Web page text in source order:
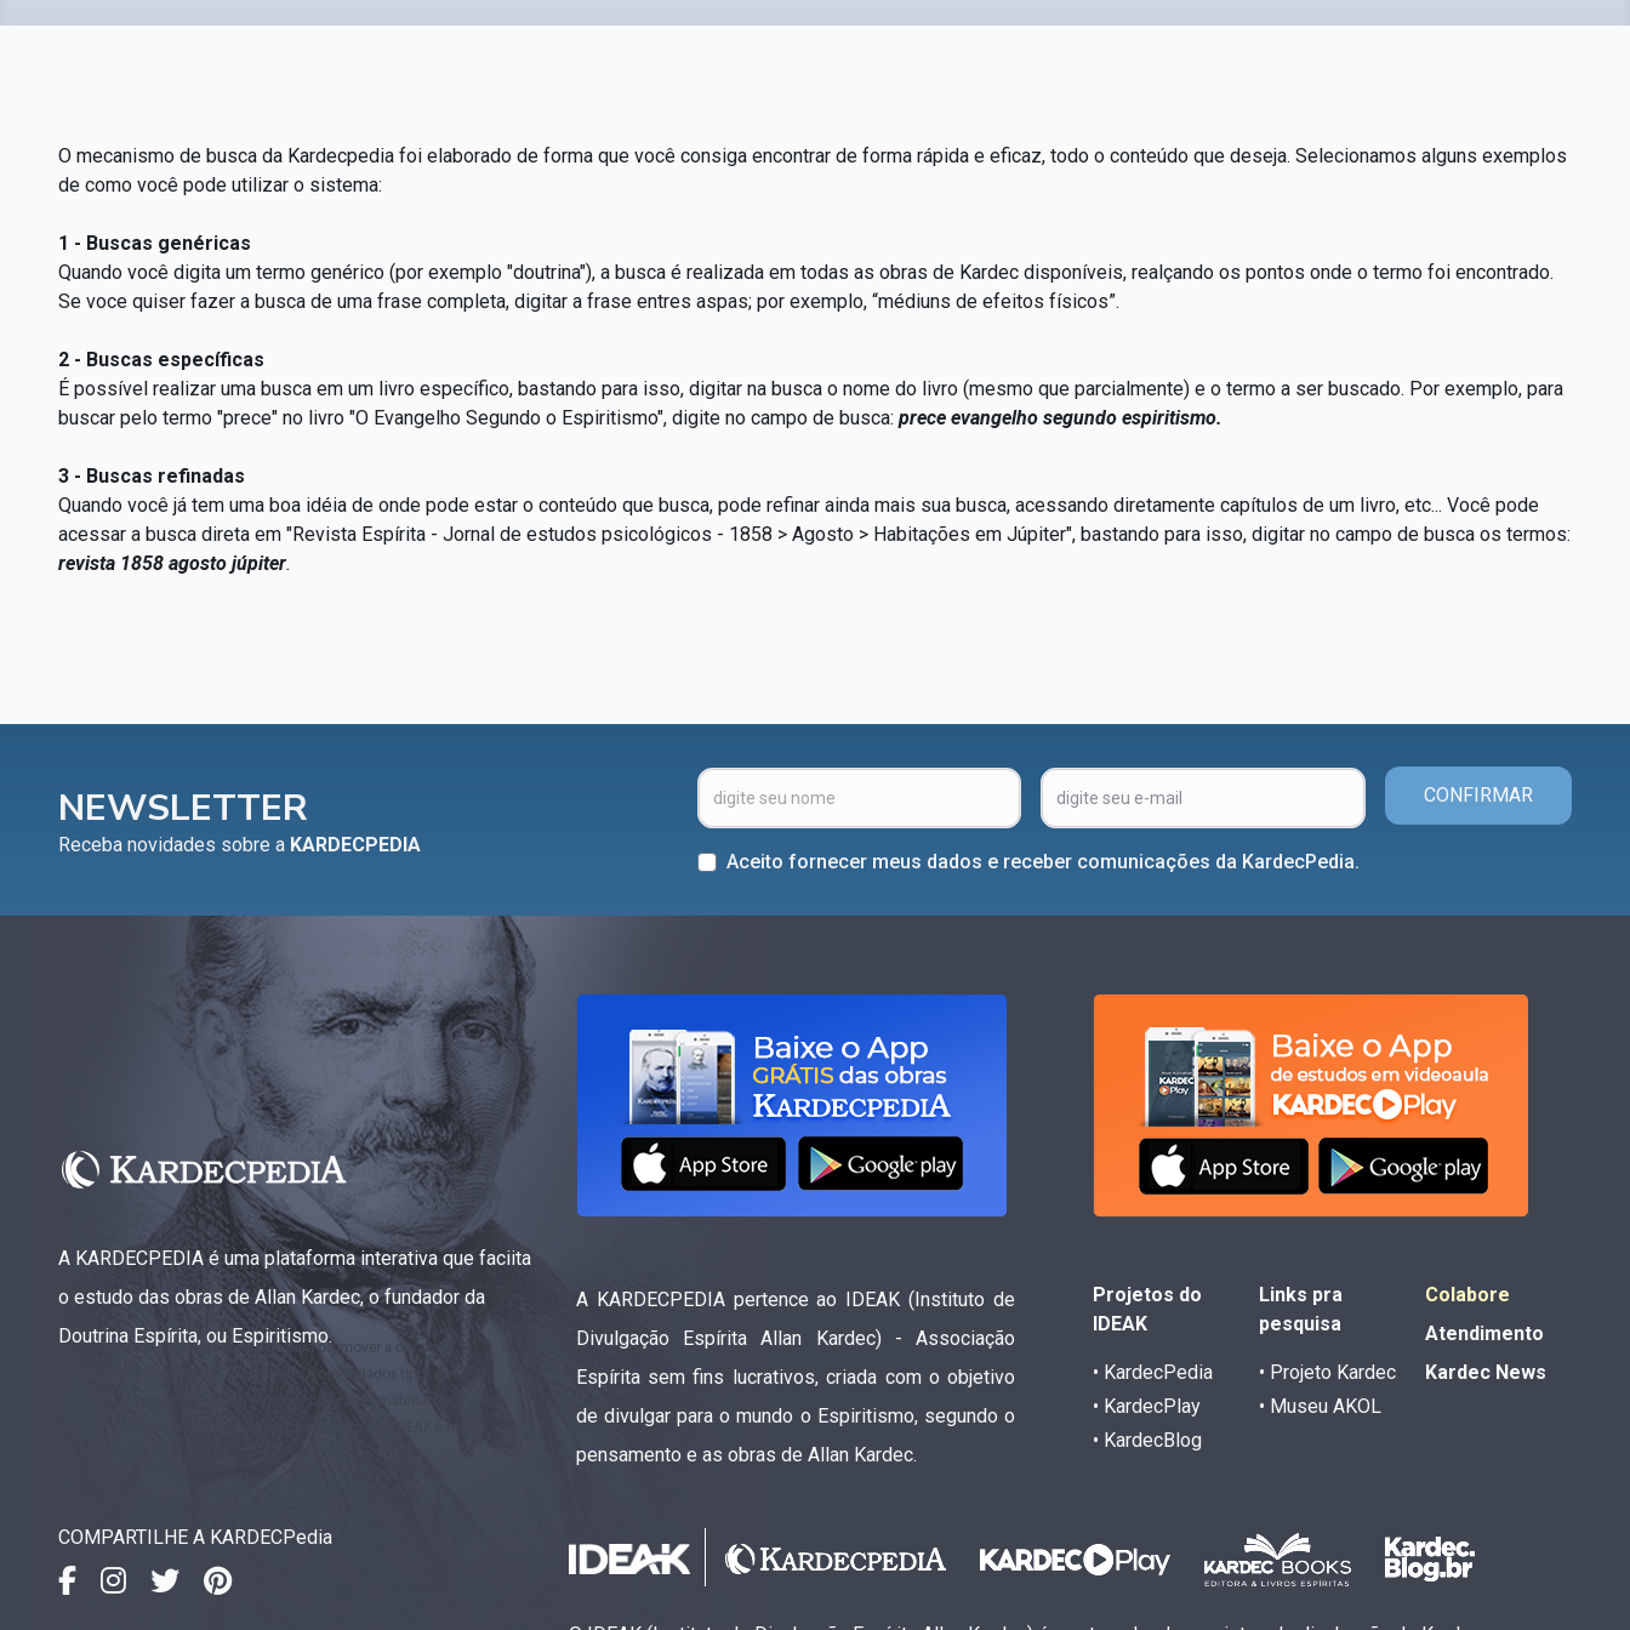
O mecanismo de busca da Kardecpedia foi elaborado de forma que você consiga encontrar de forma rápida e eficaz, todo o conteúdo que deseja. Selecionamos alguns exemplos
de como você pode utilizar o sistema:
1 - Buscas genéricas
Quando você digita um termo genérico (por exemplo "doutrina"), a busca é realizada em todas as obras de Kardec disponíveis, realçando os pontos onde o termo foi encontrado.
Se voce quiser fazer a busca de uma frase completa, digitar a frase entres aspas; por exemplo, “médiuns de efeitos físicos”.
2 - Buscas específicas
É possível realizar uma busca em um livro específico, bastando para isso, digitar na busca o nome do livro (mesmo que parcialmente) e o termo a ser buscado. Por exemplo, para
buscar pelo termo "prece" no livro "O Evangelho Segundo o Espiritismo", digite no campo de busca: prece evangelho segundo espiritismo.
3 - Buscas refinadas
Quando você já tem uma boa idéia de onde pode estar o conteúdo que busca, pode refinar ainda mais sua busca, acessando diretamente capítulos de um livro, etc... Você pode
acessar a busca direta em "Revista Espírita - Jornal de estudos psicológicos - 1858 > Agosto > Habitações em Júpiter", bastando para isso, digitar no campo de busca os termos:
revista 1858 agosto júpiter.
NEWSLETTER
Receba novidades sobre a KARDECPEDIA
CONFIRMAR
Aceito fornecer meus dados e receber comunicações da KardecPedia.
A KARDECPEDIA é uma plataforma interativa que faciita
o estudo das obras de Allan Kardec, o fundador da
Doutrina Espírita, ou Espiritismo.
A KARDECPEDIA pertence ao IDEAK (Instituto de
Divulgação Espírita Allan Kardec) - Associação
Espírita sem fins lucrativos, criada com o objetivo
de divulgar para o mundo o Espiritismo, segundo o
pensamento e as obras de Allan Kardec.
Projetos do
IDEAK
• KardecPedia
• KardecPlay
• KardecBlog
Links pra
pesquisa
• Projeto Kardec
• Museu AKOL
Colabore
Atendimento
Kardec News
COMPARTILHE A KARDECPedia